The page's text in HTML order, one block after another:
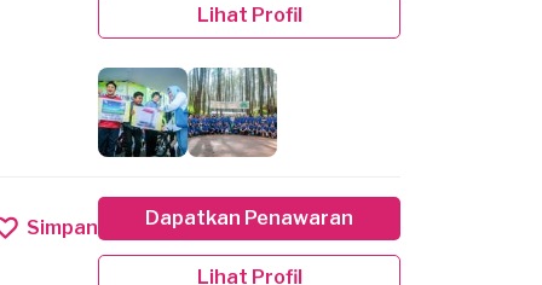
Lihat Profil
Simpan Dapatkan Penawaran
Lihat Profil